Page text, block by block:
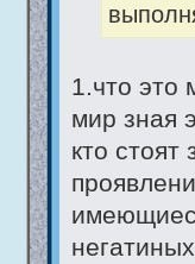
1.что это
мир зная
кто стоят